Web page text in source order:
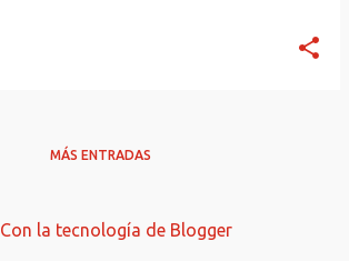
MÁS ENTRADAS
Con la tecnología de Blogger